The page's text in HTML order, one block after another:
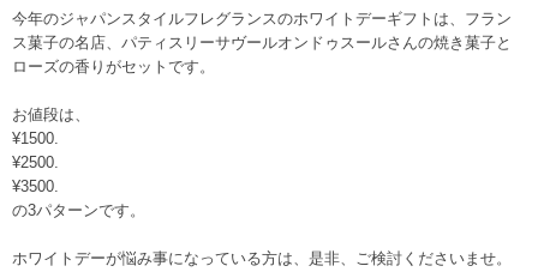
今年のジャパンスタイルフレグランスのホワイトデーギフトは、フラン
ス菓子の名店、パティスリーサヴールオンドゥスールさんの焼き菓子と
ローズの香りがセットです。
お値段は、
¥1500.
¥2500.
¥3500.
の3パターンです。
ホワイトデーが悩み事になっている方は、是非、ご検討くださいませ。